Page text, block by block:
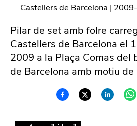
Castellers de Barcelona |
Pilar de set amb folre
Castellers de Barcelona el
2009 a la Plaça Comas del
de Barcelona amb motiu